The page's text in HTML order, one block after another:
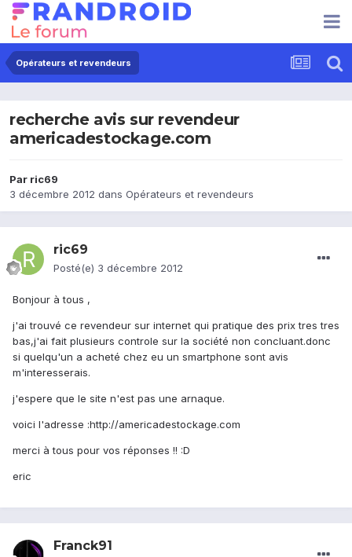
Opérateurs et revendeurs
recherche avis sur revendeur
americadestockage.com
Par ric69
3 décembre 2012 dans Opérateurs et revendeurs
ric69
Posté(e) 3 décembre 2012
Bonjour à tous ,
j'ai trouvé ce revendeur sur internet qui pratique des prix tres tres
bas,j'ai fait plusieurs controle sur la société non concluant.donc
si quelqu'un a acheté chez eu un smartphone sont avis
m'interesserais.
j'espere que le site n'est pas une arnaque.
voici l'adresse :http://americadestockage.com
merci à tous pour vos réponses !! :D
eric
Franck91